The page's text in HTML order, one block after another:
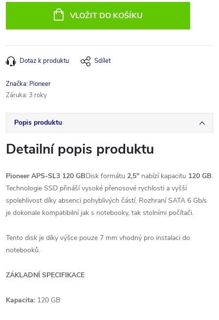
VLOŽIT DO KOŠÍKU
Dotaz k produktu Sdílet
Značka: Pioneer
Záruka: 3 roky
Popis produktu
Detailní popis produktu
Pioneer APS-SL3 120 GBDisk formátu 2,5" nabízí kapacitu 120 GB.
Technologie SSD přináší vysoké přenosové rychlosti a vyšší
spolehlivost díky absenci pohyblivých částí. Rozhraní SATA 6 Gb/s
je dokonale kompatibilní jak s notebooky, tak stolními počítači.
Tento disk je díky výšce pouze 7 mm vhodný pro instalaci do
notebooků.
ZÁKLADNÍ SPECIFIKACE
Kapacita: 120 GB